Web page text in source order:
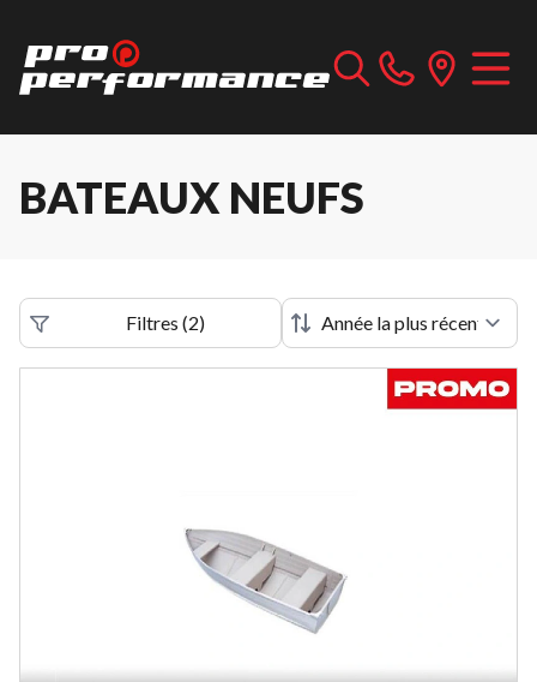
BATEAUX NEUFS
Filtres (2)